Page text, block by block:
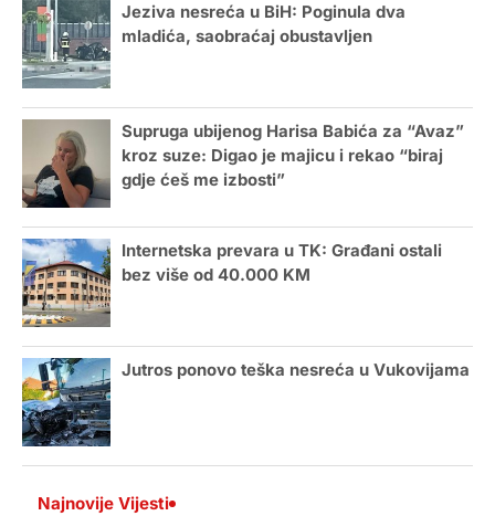
Jeziva nesreća u BiH: Poginula dva
mladića, saobraćaj obustavljen
Supruga ubijenog Harisa Babića za “Avaz”
kroz suze: Digao je majicu i rekao “biraj
gdje ćeš me izbosti”
Internetska prevara u TK: Građani ostali
bez više od 40.000 KM
Jutros ponovo teška nesreća u Vukovijama
Najnovije Vijesti